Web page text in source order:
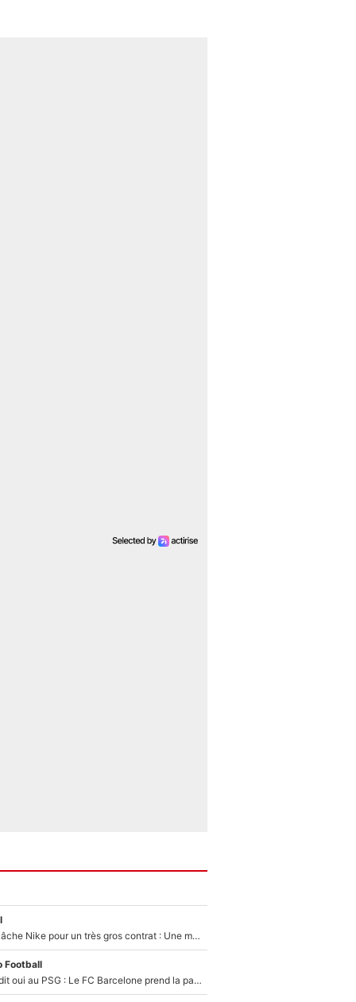
Kylian Mbappé lâche Nike pour un très gros contrat : Une marque «inattendue» va frapper très fort
Football
Ferran Torres a dit oui au PSG : Le FC Barcelone prend la parole alors qu'un transfert de l'attaquant espagnol prend forme